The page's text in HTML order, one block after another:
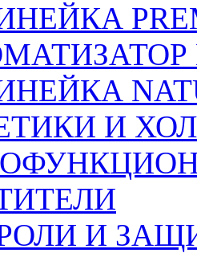
И
И